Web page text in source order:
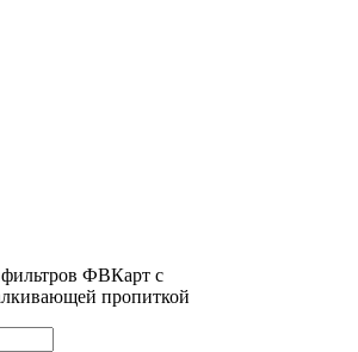
ФВКарт с
пропиткой